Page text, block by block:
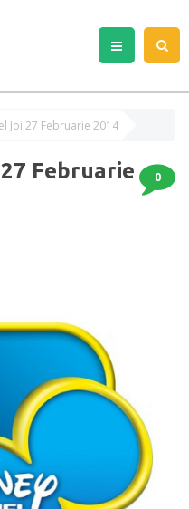
Joi 27 Februarie 2014
Februarie
0